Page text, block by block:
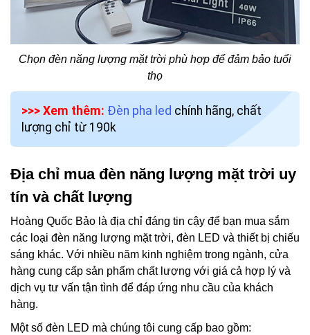
Chọn đèn năng lượng mặt trời phù hợp để đảm bảo tuổi
thọ
>>> Xem thêm: Đèn pha led chính hãng, chất
lượng chỉ từ 190k
Địa chỉ mua đèn năng lượng mặt trời uy
tín và chất lượng
Hoàng Quốc Bảo là địa chỉ đáng tin cậy để bạn mua sắm
các loại đèn năng lượng mặt trời, đèn LED và thiết bị chiếu
sáng khác. Với nhiều năm kinh nghiệm trong ngành, cửa
hàng cung cấp sản phẩm chất lượng với giá cả hợp lý và
dịch vụ tư vấn tận tình để đáp ứng nhu cầu của khách
hàng.
Một số đèn LED mà chúng tôi cung cấp bao gồm: